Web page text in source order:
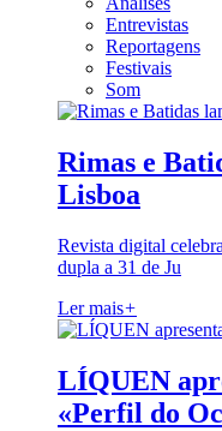
Entrevistas
Reportagens
Festivais
Som
Rimas e
Lisboa
Revista digital
dupla a 31 de Ju
Ler mais+
LÍQUEN
«Perfil do